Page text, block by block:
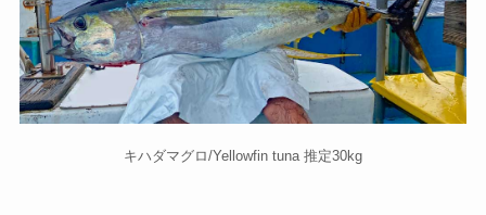
キハダマグロ/Yellowfin tuna 推定30kg